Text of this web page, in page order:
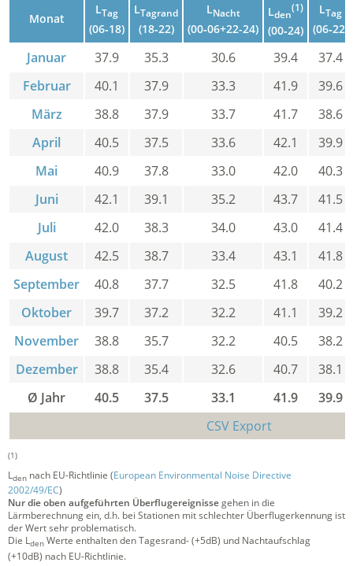
Monat
LTag
(06‑18)
LTagrand
(18‑22)
LNacht
(00‑06+22-24)
Lden
(1)
(00‑24)
LTag
(06‑22)
Januar 37.9 35.3 30.6 39.4
37.4
Februar
40.1 37.9 33.3 41.9
39.6
März
38.8 37.9 33.7 41.7
38.6
April
40.5 37.5 33.6 42.1
39.9
Mai
40.9 37.8 33.0 42.0
40.3
Juni
42.1 39.1 35.2 43.7
41.5
Juli
42.0 38.3 34.0 43.0
41.4
August
42.5 38.7 33.4 43.1
41.8
September
40.8 37.7 32.5 41.8
40.2
Oktober
39.7 37.2 32.2 41.1
39.2
November
38.8 35.7 32.2 40.5
38.2
Dezember
38.8 35.4 32.6 40.7
38.1
Ø Jahr
40.5 37.5 33.1 41.9
39.9
CSV Export
(1)
Lden nach EU-Richtlinie (European Environmental Noise Directive
2002/49/EC)
Nur die oben aufgeführten Überflugereignissegehen in die
Lärmberechnung ein, d.h. bei Stationen mit schlechter Überflugerkennung ist
der Wert sehr problematisch.
Die Lden Werte enthalten den Tagesrand- (+5dB) und Nachtaufschlag
(+10dB) nach EU-Richtlinie.